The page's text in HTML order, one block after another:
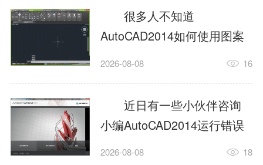
很多人不知道
AutoCAD2014如何使用图案
填充?今日为你们带来的文章
用图案填充的内容，还有不
清楚小伙伴和小编一起去学
习一下吧。1.打开
AutoCAD2014这款软件，进
2026-08-08 16
近日有一些小伙伴咨询
小编AutoCAD2014运行错误
怎么办?下面就为大家带来了
2026-08-08 18